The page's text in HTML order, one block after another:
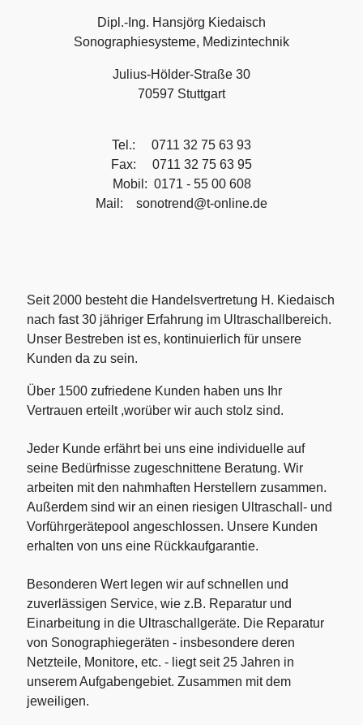
Dipl.-Ing. Hansjörg Kiedaisch
Sonographiesysteme, Medizintechnik
Julius-Hölder-Straße 30
70597 Stuttgart
Tel.: 0711 32 75 63 93
Fax: 0711 32 75 63 95
Mobil: 0171 - 55 00 608
Mail: sonotrend@t-online.de
Seit 2000 besteht die Handelsvertretung H. Kiedaisch
nach fast 30 jähriger Erfahrung im Ultraschallbereich.
Unser Bestreben ist es, kontinuierlich für unsere
Kunden da zu sein.
Über 1500 zufriedene Kunden haben uns Ihr
Vertrauen erteilt ,worüber wir auch stolz sind.
Jeder Kunde erfährt bei uns eine individuelle auf
seine Bedürfnisse zugeschnittene Beratung. Wir
arbeiten mit den nahmhaften Herstellern zusammen.
Außerdem sind wir an einen riesigen Ultraschall- und
Vorführgerätepool angeschlossen. Unsere Kunden
erhalten von uns eine Rückkaufgarantie.
Besonderen Wert legen wir aufschnellen und
zuverlässigen Service, wie z.B. Reparatur und
Einarbeitung in die Ultraschallgeräte. Die Reparatur
von Sonographiegeräten - insbesondere deren
Netzteile, Monitore, etc. - liegt seit 25 Jahren in
unserem Aufgabengebiet. Zusammen mit dem
jeweiligen.